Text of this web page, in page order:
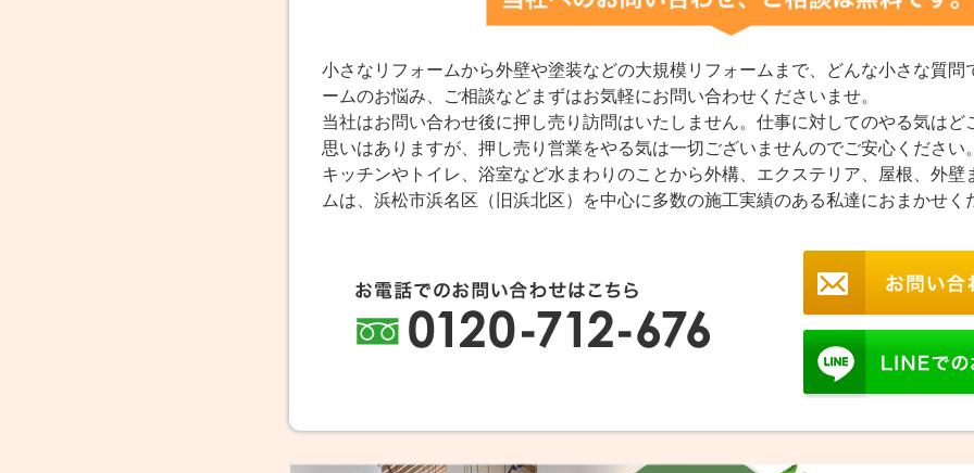
小さなリフォームから外壁や塗装などの大規模リフォームまで、どんな小さな質問
ームのお悩み、ご相談などまずはお気軽にお問い合わせくださいませ。
当社はお問い合わせ後に押し売り訪問はいたしません。仕事に対してのやる気はど
思いはありますが、押し売り営業をやる気は一切ございませんのでご安心ください
キッチンやトイレ、浴室など水まわりのことから外構、エクステリア、屋根、外壁
ムは、浜松市浜名区（旧浜北区）を中心に多数の施工実績のある私達におまかせく